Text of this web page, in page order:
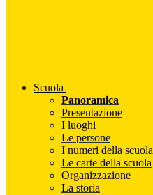
Scuola
Panoramica
Presentazione
I luoghi
Le persone
I numeri della scuola
Le carte della scuola
Organizzazione
La storia